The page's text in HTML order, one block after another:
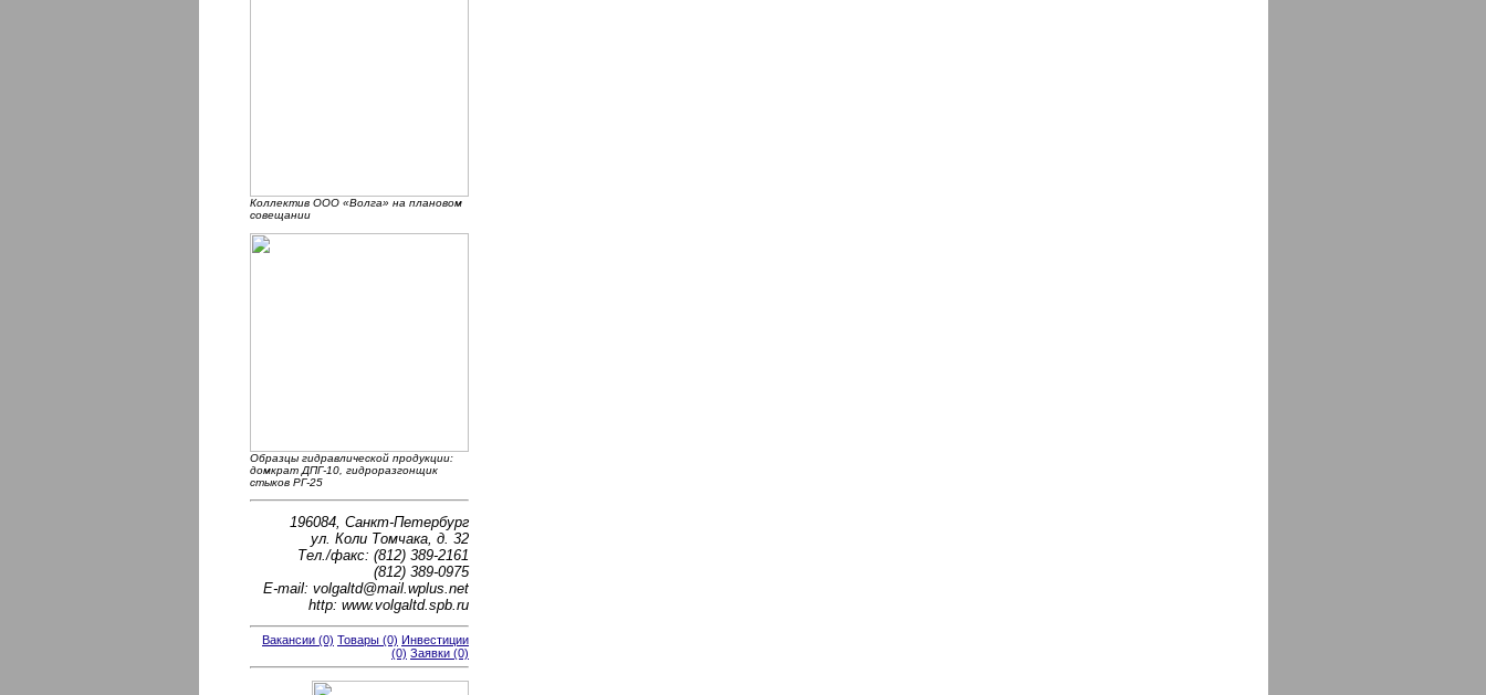
Коллектив ООО «Волга» на плановом
совещании
Образцы гидравлической продукции:
домкрат ДПГ-10, гидроразгонщик
стыков РГ-25
196084, Санкт-Петербург
ул. Коли Томчака, д. 32
Тел./факс: (812) 389-2161
(812) 389-0975
E-mail: volgaltd@mail.wplus.net
http: www.volgaltd.spb.ru
Вакансии (0) Товары (0) Инвестиции
(0) Заявки (0)